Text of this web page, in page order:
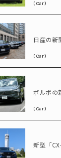
( Car )
( Car )
( Car )